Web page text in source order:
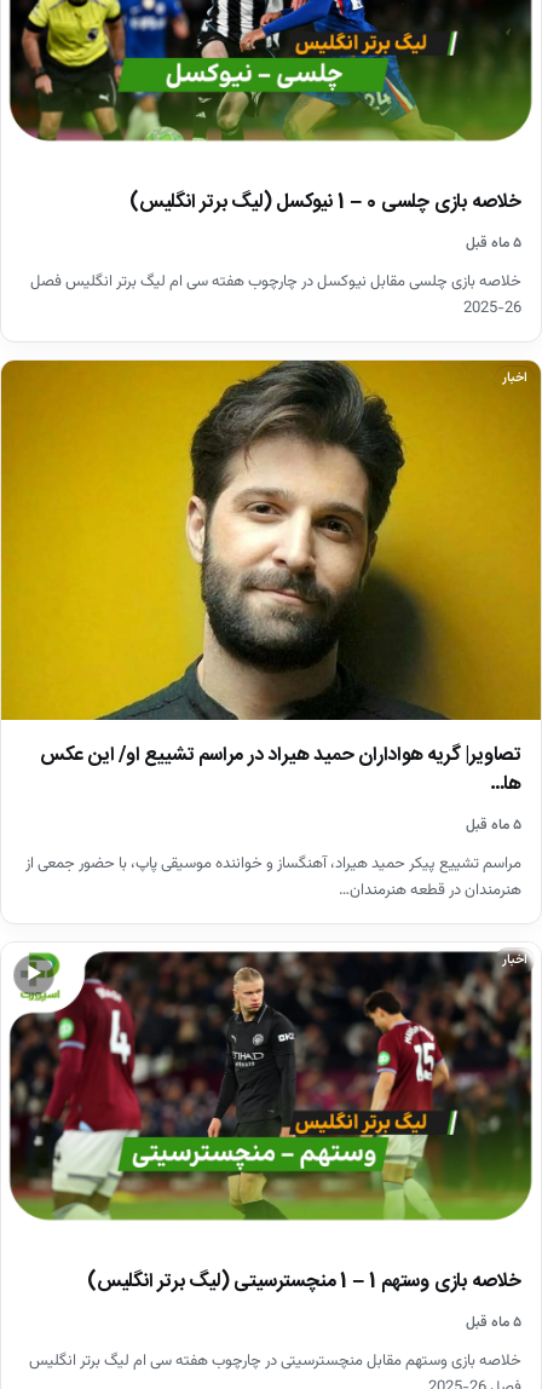
خلاصه بازی چلسی 0 – 1 نیوکسل (لیگ برتر انگلیس)
۵ ماه قبل
خلاصه بازی چلسی مقابل نیوکسل در چارچوب هفته سی ام لیگ برتر انگلیس فصل
26-2025
اخبار
تصاویر| گریه هواداران حمید هیراد در مراسم تشییع او/ این عکس
ها…
۵ ماه قبل
مراسم تشییع پیکر حمید هیراد، آهنگساز و خواننده موسیقی پاپ، با حضور جمعی از
هنرمندان در قطعه هنرمندان…
▶
اخبار
خلاصه بازی وستهم 1 – 1 منچسترسیتی (لیگ برتر انگلیس)
۵ ماه قبل
خلاصه بازی وستهم مقابل منچسترسیتی در چارچوب هفته سی ام لیگ برتر انگلیس